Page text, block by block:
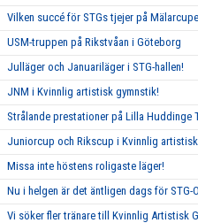
Vilken succé för STGs tjejer på
USM-truppen på Rikstvåan i Göteborg
Julläger och Januariläger i STG-hallen!
JNM i Kvinnlig artistisk gymnstik!
Strålande prestationer på Lilla Huddinge
Juniorcup och Rikscup i Kvinnlig
Missa inte höstens roligaste läger!
Nu i helgen är det äntligen dags för STG-
Vi söker fler tränare till Kvinnlig Artistisk